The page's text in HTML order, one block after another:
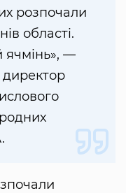
розпочали
області.
ячмінь», —
директор